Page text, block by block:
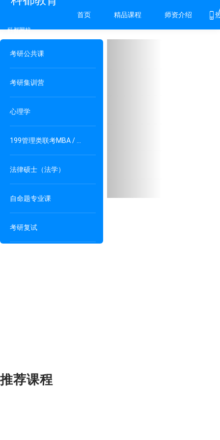
科都网校
首页 精品课程 师资介绍
考研公共课
考研集训营
心理学
法律硕士（法学）
自命题专业课
考研复试
推荐课程